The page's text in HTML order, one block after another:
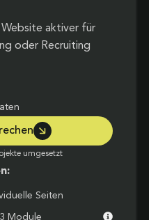
Website aktiver für
oder Recruiting
umgesetzt
Seiten
Module